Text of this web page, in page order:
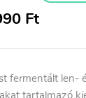
Ft
fermentált len-
tartalmazó